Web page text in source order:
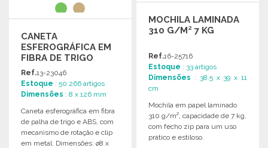
CANETA
ESFEROGRÁFICA EM
FIBRA DE TRIGO
8X126MM
Ref.13-23046
Estoque : 50 266 artigos
Dimensões : 8 x 126 mm
Caneta esferográfica em fibra
de palha de trigo e ABS, com
mecanismo de rotação e clip
em metal. Dimensões: ø8 x
MOCHILA LAMINADA
310 G/M² 7 KG
Ref.16-25716
Estoque : 33 artigos
Dimensões : 38.5 x 39 x 11
cm
Mochila em papel laminado
310 g/m², capacidade de 7 kg,
com fecho zip para um uso
prático e estiloso.